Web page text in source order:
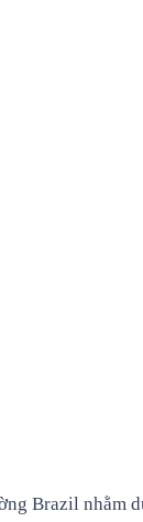
Brazil nhằm